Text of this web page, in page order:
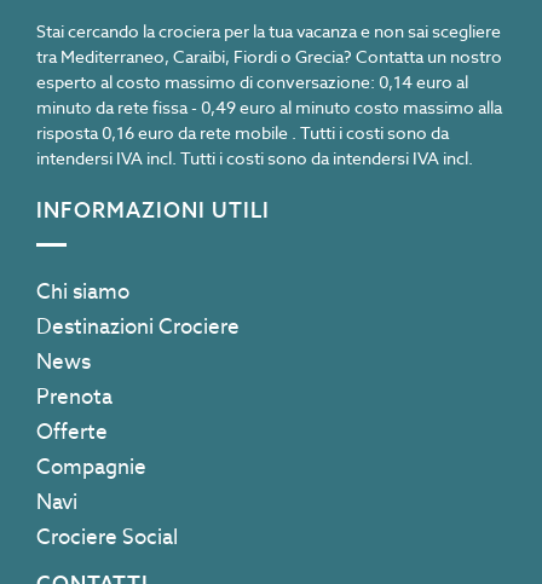
Stai cercando la crociera per la tua vacanza e non sai scegliere
tra Mediterraneo, Caraibi, Fiordi o Grecia? Contatta un nostro
esperto al costo massimo di conversazione: 0,14 euro al
minuto da rete fissa - 0,49 euro al minuto costo massimo alla
risposta 0,16 euro da rete mobile . Tutti i costi sono da
intendersi IVA incl. Tutti i costi sono da intendersi IVA incl.
INFORMAZIONI UTILI
Chi siamo
Destinazioni Crociere
News
Prenota
Offerte
Compagnie
Navi
Crociere Social